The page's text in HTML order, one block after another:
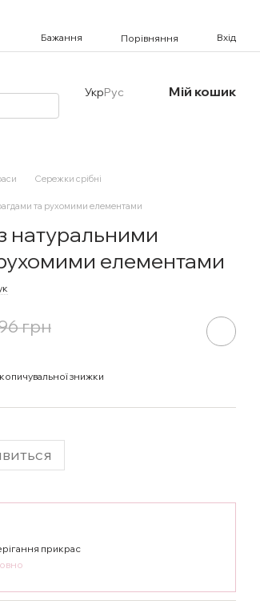
Бажання Порівняння Вхід
УкрРус Мій кошик
Сережки срібні
та рухомими елементами
натуральними
елементами
грн
знижки
прикрас